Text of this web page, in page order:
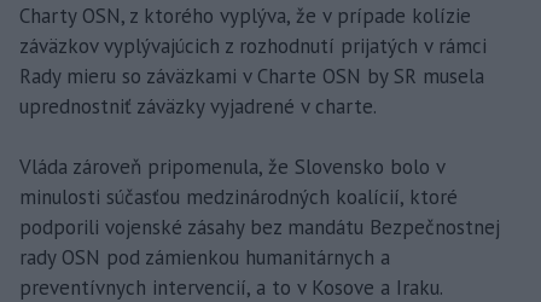
Charty OSN, z ktorého vyplýva, že v prípade kolízie
záväzkov vyplývajúcich z rozhodnutí prijatých v rámci
Rady mieru so záväzkami v Charte OSN by SR musela
uprednostniť záväzky vyjadrené v charte.
Vláda zároveň pripomenula, že Slovensko bolo v
minulosti súčasťou medzinárodných koalícií, ktoré
podporili vojenské zásahy bez mandátu Bezpečnostnej
rady OSN pod zámienkou humanitárnych a
preventívnych intervencií, a to v Kosove a Iraku.